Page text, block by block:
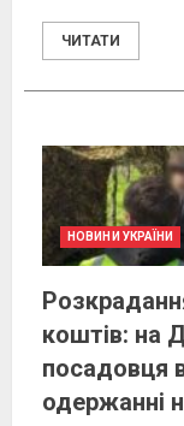
ЧИТАТИ
НОВИНИ УКРАЇНИ
коштів: на
посадовця
одержанні